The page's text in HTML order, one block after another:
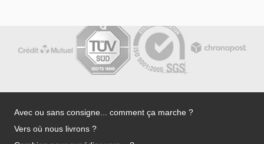
Avec ou sans consigne... comment ça marche ?
Vers où nous livrons ?